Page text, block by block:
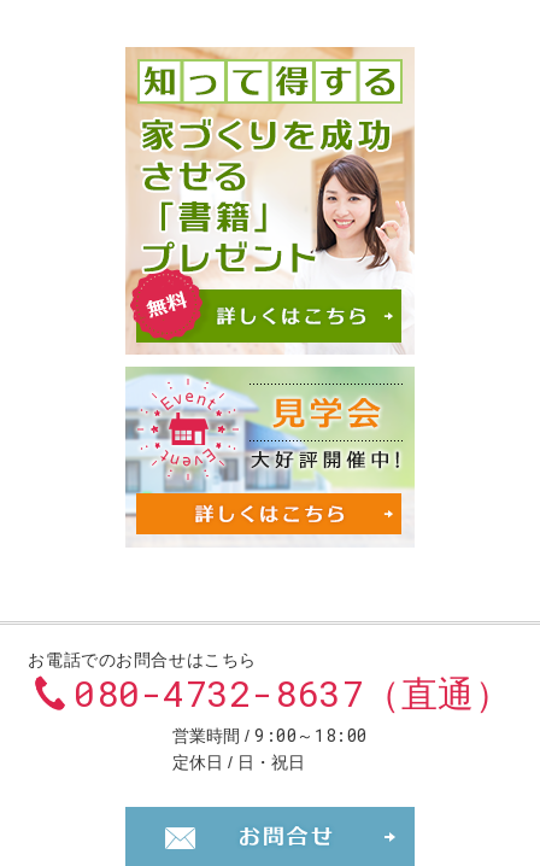
お電話でのお問合せはこちら
080-4732-8637（直通）
営業時間 9:00～18:00
定休日 日・祝日